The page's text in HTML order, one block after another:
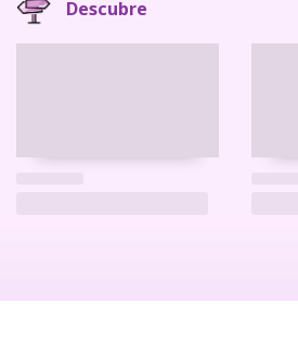
Descubre